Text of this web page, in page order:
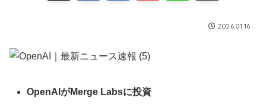
2026.01.16
OpenAIがMerge Labsに投資